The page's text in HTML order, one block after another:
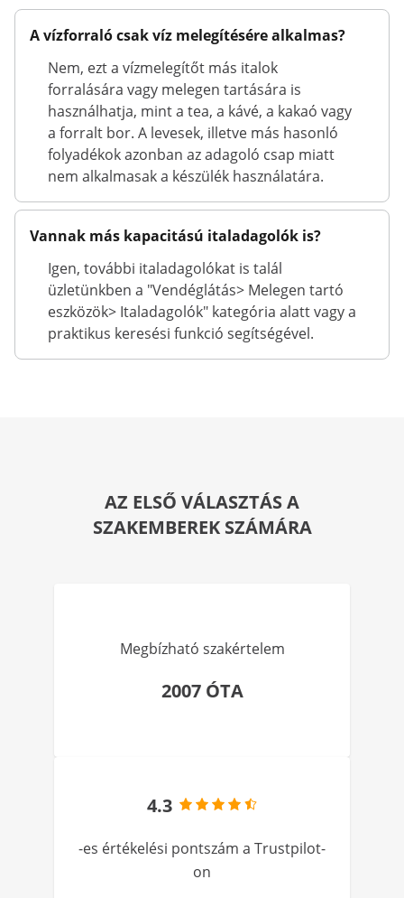
A vízforraló csak víz melegítésére alkalmas?
Nem, ezt a vízmelegítőt más italok
forralására vagy melegen tartására is
használhatja, mint a tea, a kávé, a kakaó vagy
a forralt bor. A levesek, illetve más hasonló
folyadékok azonban az adagoló csap miatt
nem alkalmasak a készülék használatára.
Vannak más kapacitású italadagolók is?
Igen, további italadagolókat is talál
üzletünkben a "Vendéglátás> Melegen tartó
eszközök> Italadagolók" kategória alatt vagy a
praktikus keresési funkció segítségével.
AZ ELSŐ VÁLASZTÁS A
SZAKEMBEREK SZÁMÁRA
Megbízható szakértelem
2007 ÓTA
4.3
-es értékelési pontszám a Trustpilot-
on